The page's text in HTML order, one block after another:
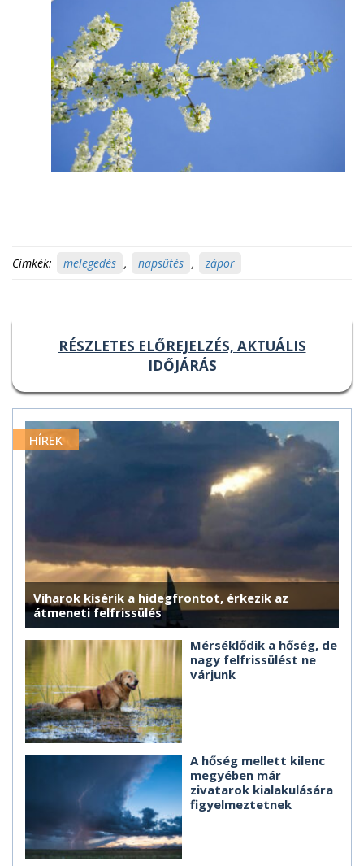
Címkék: melegedés , napsütés , zápor
RÉSZLETES ELŐREJELZÉS, AKTUÁLIS
IDŐJÁRÁS
HÍREK
Viharok kísérik a hidegfrontot, érkezik az
átmeneti felfrissülés
Mérséklődik a hőség, de
nagy felfrissülést ne
várjunk
A hőség mellett kilenc
megyében már
zivatarok kialakulására
figyelmeztetnek